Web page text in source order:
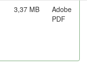
3,37 MB
Adobe
PDF